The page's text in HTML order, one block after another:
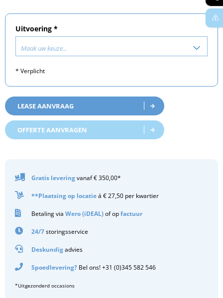
Uitvoering *
Maak uw keuze...
* Verplicht
LEASE AANVRAAG
OFFERTE AANVRAGEN
Gratis leveringvanaf € 350,00*
**Plaatsing op locatieá € 27,50 per kwartier
Betaling via Wero (iDEAL)of opfactuur
24/7storingsservice
Deskundigadvies
Spoedlevering? Bel ons! +31 (0)345 582 546
*Uitgezonderd occasions